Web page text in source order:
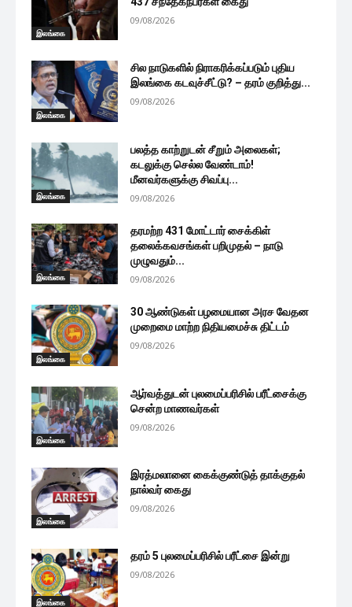
இலங்கை
09/08/2026
இலங்கை
சில நாடுகளில் நிராகரிக்கப்படும் புதிய
இலங்கை கடவுச்சீட்டு? – தரம் குறித்து...
09/08/2026
இலங்கை
பலத்த காற்றுடன் சீறும் அலைகள்;
கடலுக்கு செல்ல வேண்டாம்!
மீனவர்களுக்கு சிவப்பு...
09/08/2026
இலங்கை
தரமற்ற 431 மோட்டார் சைக்கிள்
தலைக்கவசங்கள் பறிமுதல் – நாடு
முழுவதும்...
09/08/2026
இலங்கை
30 ஆண்டுகள் பழமையான அரச வேதன
முறைமை மாற்ற நிதியமைச்சு திட்டம்
09/08/2026
இலங்கை
ஆர்வத்துடன் புலமைப்பரிசில் பரீட்சைக்கு
சென்ற மாணவர்கள்
09/08/2026
இலங்கை
இரத்மலானை கைக்குண்டுத் தாக்குதல்
நால்வர் கைது
09/08/2026
இலங்கை
தரம் 5 புலமைப்பரிசில் பரீட்சை இன்று
09/08/2026